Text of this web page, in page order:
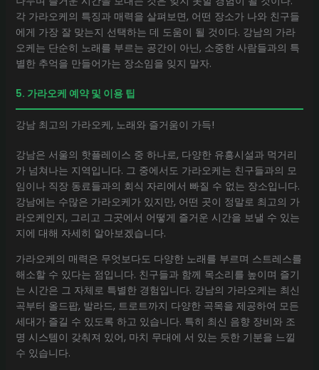
각 가라오케의 특징과 매력을 살펴보면, 어떤 장소가 나와 친구들
에게 가장 잘 맞는지 선택하는 데 도움이 될 것이다. 강남의 가라
오케는 단순히 노래를 부르는 공간이 아닌, 소중한 사람들과의 특
별한 추억을 만들어가는 장소임을 잊지 말자.
5. 가라오케 예약 및 이용 팁
강남 최고의 가라오케, 노래와 즐거움이 가득!
강남은 서울의 핫플레이스 중 하나로, 다양한 유흥시설과 먹거리
가 넘쳐나는 지역입니다. 그 중에서도 가라오케는 친구들과의 모
임이나 직장 동료들과의 회식 자리에서 빠질 수 없는 장소입니다.
강남에는 수많은 가라오케가 있지만, 어떤 곳이 정말로 최고의 가
라오케인지, 그리고 그곳에서 어떻게 즐거운 시간을 보낼 수 있는
지에 대해 자세히 알아보겠습니다.
가라오케의 매력은 무엇보다도 다양한 노래를 부르며 스트레스를
해소할 수 있다는 점입니다. 친구들과 함께 목소리를 높이며 즐기
는 시간은 그 자체로 특별한 경험입니다. 강남의 가라오케는 최신
곡부터 올드팝, 발라드, 트로트까지 다양한 곡목을 제공하여 모든
세대가 즐길 수 있도록 하고 있습니다. 특히 최신 음향 장비와 조
명 시스템이 갖춰져 있어, 마치 무대에 서 있는 듯한 기분을 느낄
수 있습니다.